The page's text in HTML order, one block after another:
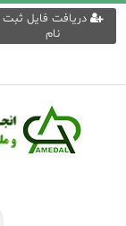
دریافت فایل ثبت
نام